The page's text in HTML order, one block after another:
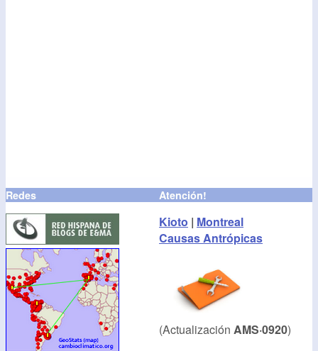
Redes Atención!
Kioto | Montreal
Causas Antrópicas
(Actualización AMS·0920)